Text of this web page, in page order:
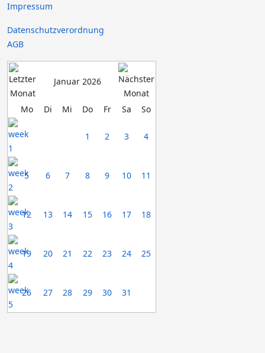
Impressum
Datenschutzverordnung
AGB
Januar 2026
Mo Di Mi Do Fr Sa So
1 2 3 4
5 6 7 8 9 10 11
12 13 14 15 16 17 18
19 20 21 22 23 24 25
26 27 28 29 30 31